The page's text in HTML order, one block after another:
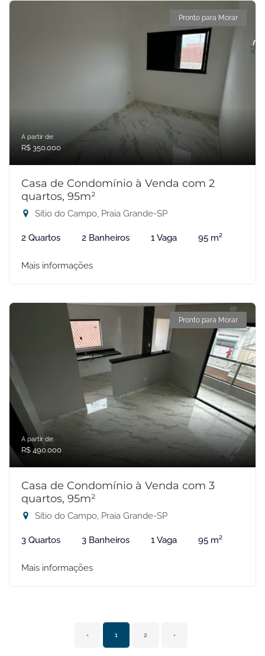
Pronto para Morar
A partir de:
R$ 350.000
Casa de Condomínio à Venda com 2
quartos, 95m²
Sítio do Campo, Praia Grande-SP
2 Quartos 2 Banheiros 1 Vaga 95 m²
Mais informações
Pronto para Morar
A partir de:
R$ 490.000
Casa de Condomínio à Venda com 3
quartos, 95m²
Sítio do Campo, Praia Grande-SP
3 Quartos 3 Banheiros 1 Vaga 95 m²
Mais informações
‹ 1 2 ›